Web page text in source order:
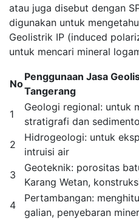
atau juga disebut dengan
digunakan untuk
Geolistrik IP (induced
untuk mencari mineral
No
Penggunaan Jasa
Tangerang
1
Geologi regional: untuk
stratigrafi dan
2
Hidrogeologi: untuk
intruisi air
3
Geoteknik: porositas
Karang Wetan,
4
Pertambangan:
galian, penyebaran